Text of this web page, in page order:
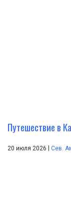
Путешествие в
20 июля 2026 | Сев.